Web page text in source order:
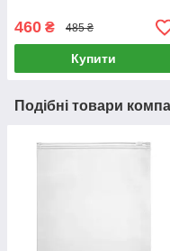
460 ₴ 485 ₴
Купити
Подібні товари